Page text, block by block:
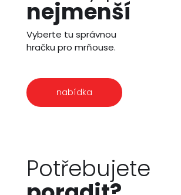
nejmenší
Vyberte tu správnou
hračku pro mrňouse.
nabídka
Potřebujete